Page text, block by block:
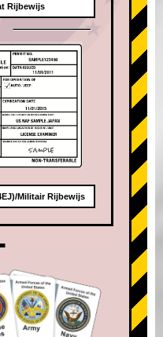
Rijbewijs
Militair Rijbewijs